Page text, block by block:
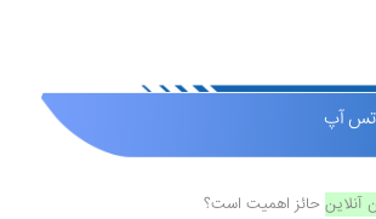
آپ
آنلاین حائز اهمیت است؟